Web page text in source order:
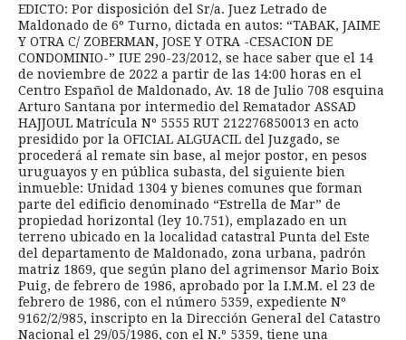
EDICTO: Por disposición del Sr/a. Juez Letrado de
Maldonado de 6º Turno, dictada en autos: “TABAK, JAIME
Y OTRA C/ ZOBERMAN, JOSE Y OTRA -CESACION DE
CONDOMINIO-” IUE 290-23/2012, se hace saber que el 14
de noviembre de 2022 a partir de las 14:00 horas en el
Centro Español de Maldonado, Av. 18 de Julio 708 esquina
Arturo Santana por intermedio del Rematador ASSAD
HAJJOUL Matrícula Nº 5555 RUT 212276850013 en acto
presidido por la OFICIAL ALGUACIL del Juzgado, se
procederá al remate sin base, al mejor postor, en pesos
uruguayos y en pública subasta, del siguiente bien
inmueble: Unidad 1304 y bienes comunes que forman
parte del edificio denominado “Estrella de Mar” de
propiedad horizontal (ley 10.751), emplazado en un
terreno ubicado en la localidad catastral Punta del Este
del departamento de Maldonado, zona urbana, padrón
matriz 1869, que según plano del agrimensor Mario Boix
Puig, de febrero de 1986, aprobado por la I.M.M. el 23 de
febrero de 1986, con el número 5359, expediente Nº
9162/2/985, inscripto en la Dirección General del Catastro
Nacional el 29/05/1986, con el N.º 5359, tiene una